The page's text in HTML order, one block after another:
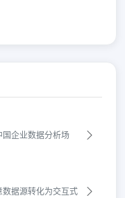
国企业数据分析场
据源转化为交互式